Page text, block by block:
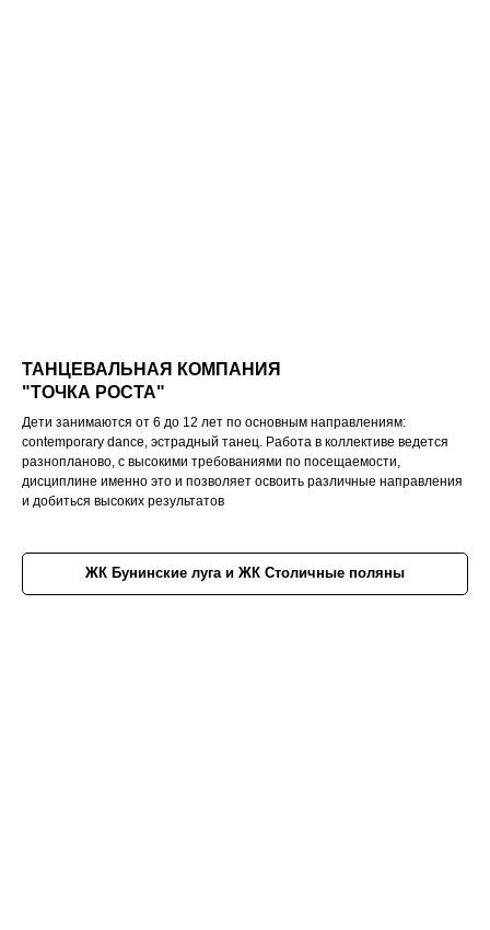
ТАНЦЕВАЛЬНАЯ КОМПАНИЯ
"ТОЧКА РОСТА"
Дети занимаются от 6 до 12 лет по основным направлениям:
contemporary dance, эстрадный танец. Работа в коллективе ведется
разнопланово, с высокими требованиями по посещаемости,
дисциплине именно это и позволяет освоить различные направления
и добиться высоких результатов
ЖК Бунинские луга и ЖК Столичные поляны